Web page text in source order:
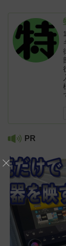
PR